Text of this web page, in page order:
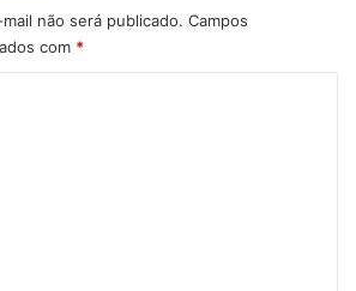
não será publicado. Campos
com *